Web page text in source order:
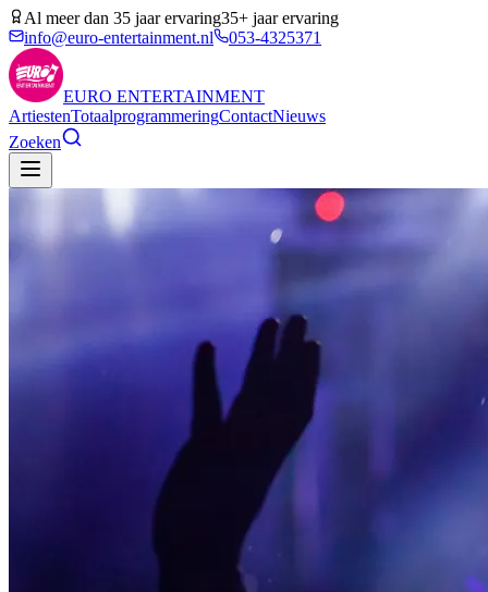
Al meer dan 35 jaar ervaring35+ jaar ervaring
info@euro-entertainment.nl
053-4325371
EURO ENTERTAINMENT
ArtiestenTotaalprogrammeringContactNieuws
Zoeken